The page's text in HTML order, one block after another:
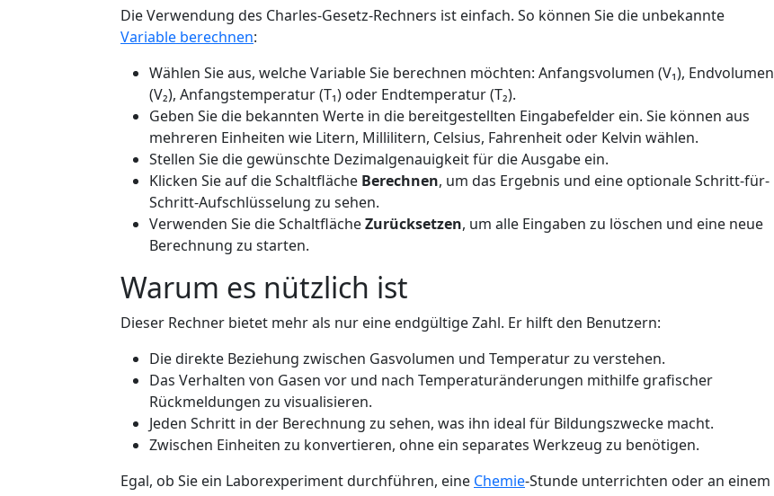
Die Verwendung des Charles-Gesetz-Rechners ist einfach. So können Sie die unbekannte
Variable berechnen:
Wählen Sie aus, welche Variable Sie berechnen möchten: Anfangsvolumen (V₁), Endvolumen
(V₂), Anfangstemperatur (T₁) oder Endtemperatur (T₂).
Geben Sie die bekannten Werte in die bereitgestellten Eingabefelder ein. Sie können aus
mehreren Einheiten wie Litern, Millilitern, Celsius, Fahrenheit oder Kelvin wählen.
Stellen Sie die gewünschte Dezimalgenauigkeit für die Ausgabe ein.
Klicken Sie auf die Schaltfläche Berechnen, um das Ergebnis und eine optionale Schritt-für-
Schritt-Aufschlüsselung zu sehen.
Verwenden Sie die SchaltflächeZurücksetzen, um alle Eingaben zu löschen und eine neue
Berechnung zu starten.
Warum es nützlich ist
Dieser Rechner bietet mehr als nur eine endgültige Zahl. Er hilft den Benutzern:
Die direkte Beziehung zwischen Gasvolumen und Temperatur zu verstehen.
Das Verhalten von Gasen vor und nach Temperaturänderungen mithilfe grafischer
Rückmeldungen zu visualisieren.
Jeden Schritt in der Berechnung zu sehen, was ihn ideal für Bildungszwecke macht.
Zwischen Einheiten zu konvertieren, ohne ein separates Werkzeug zu benötigen.
Egal, ob Sie ein Laborexperiment durchführen, eine Chemie-Stunde unterrichten oder an einem